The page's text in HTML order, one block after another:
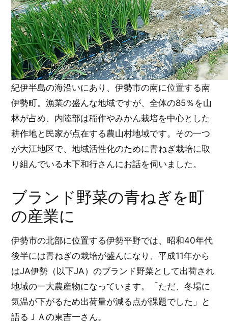
紀伊半島の海沿いにあり、伊勢市の南に位置する南
伊勢町。漁業の盛んな地域ですが、全体の85％を山
林が占め、内陸部は稲作やみかん栽培を中心とした
耕作地と民家が点在する農山村地域です。その一つ
が大江地区で、地域活性化のために青ねぎ栽培に取
り組んでいる木下和行さんにお話を伺いました。
ブランド野菜の青ねぎを町
の産業に
伊勢市の北部に位置する伊勢平野では、昭和40年代
後半には青ねぎの栽培が盛んになり、平成11年から
はJA伊勢（以下JA）のブランド野菜として出荷され
地域の一大農産物になっています。「ただ、冬場に
気温が下がるため出荷量が減る点が課題でした」と
語るＪＡの東吉一さん。